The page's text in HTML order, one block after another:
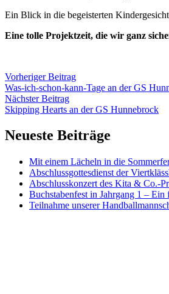
Ein Blick in die begeisterten
Eine tolle Projektzeit, die wir ganz
Vorheriger Beitrag
Was-ich-schon-kann-Tage an der GS
Nächster Beitrag
Skipping Hearts an der GS Hunnebrock
Neueste Beiträge
Mit einem Lächeln in die
Abschlussgottesdienst der
Abschlusskonzert des Kita & Co.-
Buchstabenfest in Jahrgang 1 –
Teilnahme unserer